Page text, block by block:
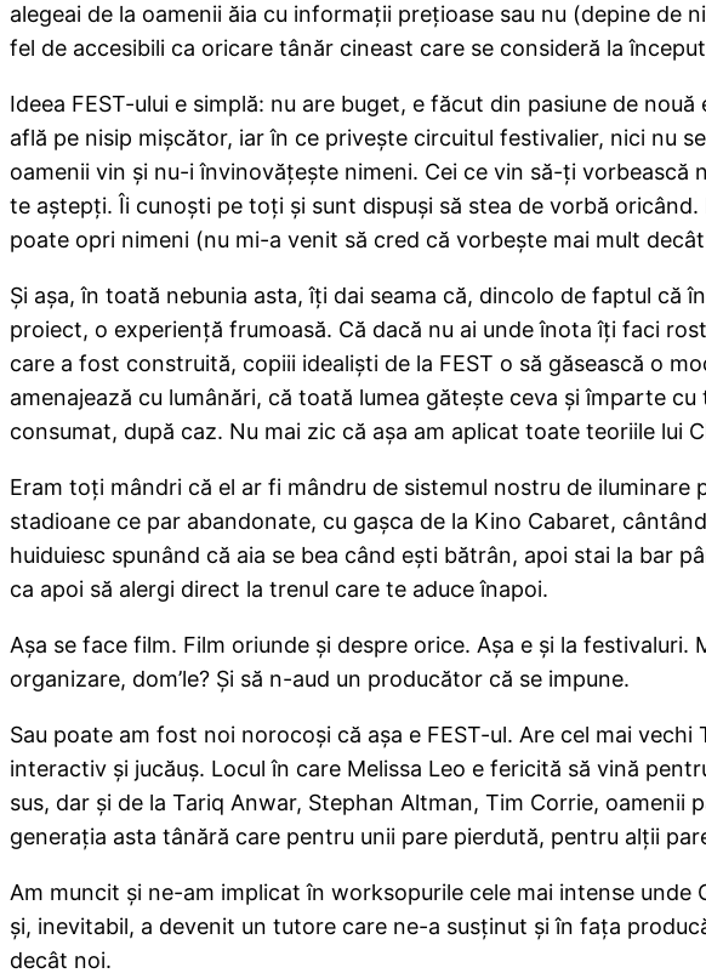
alegeai de la oamenii ăia cu informaţii preţioase sau nu (depine de
fel de accesibili ca oricare tânăr cineast care se consideră la
Ideea FEST-ului e simplă: nu are buget, e făcut din pasiune de
află pe nisip mişcător, iar în ce priveşte circuitul festivalier, nici nu
oamenii vin şi nu-i învinovăţeşte nimeni. Cei ce vin să-ţi
te aştepţi. Îi cunoşti pe toţi şi sunt dispuşi să stea de vorbă
poate opri nimeni (nu mi-a venit să cred că vorbeşte mai mult
Şi aşa, în toată nebunia asta, îţi dai seama că, dincolo de faptul
proiect, o experienţă frumoasă. Că dacă nu ai unde înota îţi faci
care a fost construită, copiii idealişti de la FEST o să găsească o
amenajează cu lumânări, că toată lumea găteşte ceva şi împarte
consumat, după caz. Nu mai zic că aşa am aplicat toate teoriile lui
Eram toţi mândri că el ar fi mândru de sistemul nostru de
stadioane ce par abandonate, cu gaşca de la Kino Cabaret,
huiduiesc spunând că aia se bea când eşti bătrân, apoi stai la bar
ca apoi să alergi direct la trenul care te aduce înapoi.
Aşa se face film. Film oriunde şi despre orice. Aşa e şi la festivaluri.
organizare, dom’le? Şi să n-aud un producător că se impune.
Sau poate am fost noi norocoşi că aşa e FEST-ul. Are cel mai
interactiv şi jucăuş. Locul în care Melissa Leo e fericită să vină
sus, dar şi de la Tariq Anwar, Stephan Altman, Tim Corrie,
generaţia asta tânără care pentru unii pare pierdută, pentru alţii
Am muncit şi ne-am implicat în worksopurile cele mai intense
şi, inevitabil, a devenit un tutore care ne-a susţinut şi în faţa
decât noi.